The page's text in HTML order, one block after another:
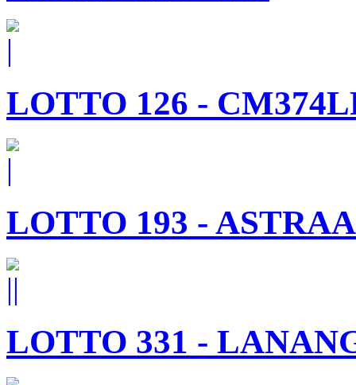
LOTTO 126 -
LOTTO 193 -
LOTTO 331 -